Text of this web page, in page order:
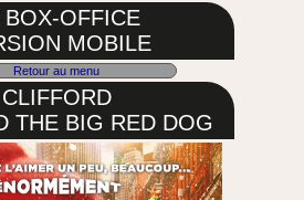
BOX-OFFICE
MOBILE
Retour au menu
CLIFFORD
THE BIG RED DOG